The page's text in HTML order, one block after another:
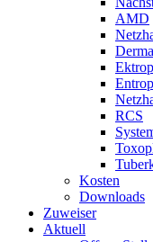
AMD
RCS
Kosten
Downloads
Zuweiser
Aktuell